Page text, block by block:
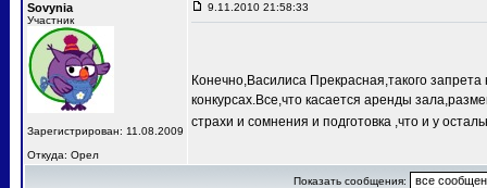
Sovynia
Участник
Зарегистрирован: 11.08.2009
Откуда: Орел
9.11.2010 21:58:33
Конечно,Василиса Прекрасная,такого
конкурсах.Все,что касается аренды
страхи и сомнения и подготовка ,что и у
Показать сообщения: